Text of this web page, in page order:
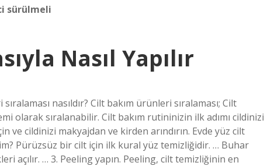
sürülmeli
Nasıl Yapılır
nasıldır? Cilt bakım ürünleri sıralaması; Cilt
olarak sıralanabilir. Cilt bakım rutininizin ilk adımı cildinizi
cildinizi makyajdan ve kirden arındırın. Evde yüz cilt
Pürüzsüz bir cilt için ilk kural yüz temizliğidir. … Buhar
açılır. … 3. Peeling yapın. Peeling, cilt temizliğinin en